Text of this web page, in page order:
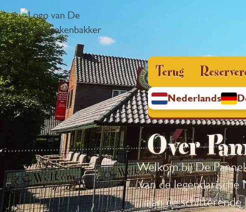
Terug
Nederlands
Over
Welkom bij De
van de legendarische
aan de